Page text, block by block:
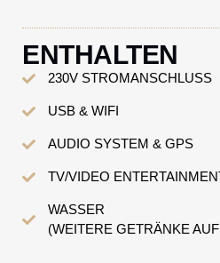
ENTHALTEN
230V STROMANSCHLUSS
USB & WIFI
AUDIO SYSTEM & GPS
TV/VIDEO
WASSER
(WEITERE GETRÄNKE